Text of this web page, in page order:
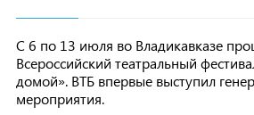
С 6 по 13 июля во Владикавказе
Всероссийский театральный
домой». ВТБ впервые выступил
мероприятия.